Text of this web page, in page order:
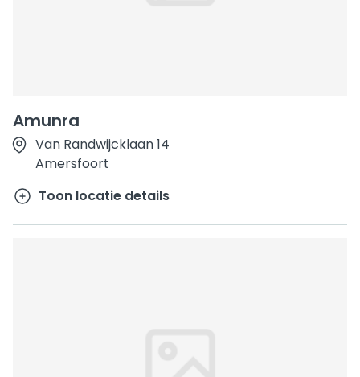
Amunra
Van Randwijcklaan 14
Amersfoort
Toon locatie details